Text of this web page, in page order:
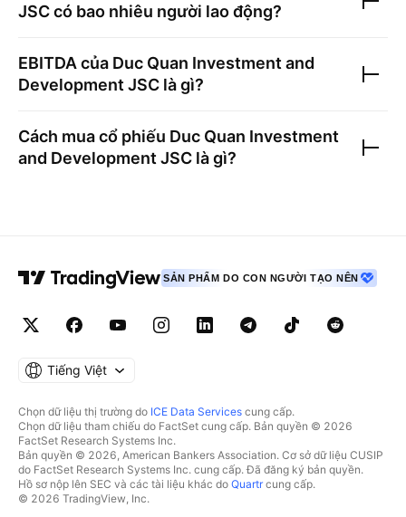
JSCcó bao nhiêu người lao động?
EBITDA của Duc Quan Investment and
Development JSC là gì?
Cách mua cổ phiếu Duc Quan Investment
and Development JSC là gì?
SẢN PHẨM DO CON NGƯỜI TẠO NÊN
Tiếng Việt
Chọn dữ liệu thị trường do ICE Data Services cung cấp.
Chọn dữ liệu tham chiếu do FactSet cung cấp. Bản quyền © 2026
FactSet Research Systems Inc.
Bản quyền © 2026, American Bankers Association. Cơ sở dữ liệu CUSIP
do FactSet Research Systems Inc. cung cấp. Đã đăng ký bản quyền.
Hồ sơ nộp lên SEC và các tài liệu khác do Quartrcung cấp.
© 2026 TradingView, Inc.